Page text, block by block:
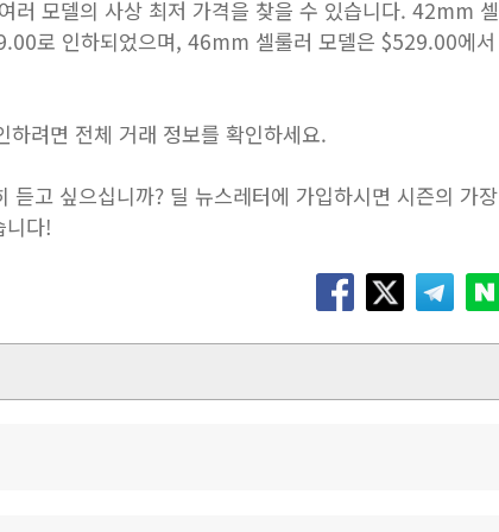
모델의 사상 최저 가격을 찾을 수 있습니다. 42mm 셀
로 인하되었으며, 46mm 셀룰러 모델은 $529.00에서
려면 전체 거래 정보를 확인하세요.
고 싶으십니까? 딜 뉴스레터에 가입하시면 시즌의 가장
니다!